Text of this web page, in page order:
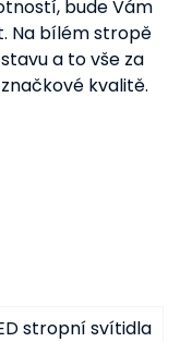
bude Vám
Na bílém stropě
a to vše za
kvalitě.
stropní svítidla